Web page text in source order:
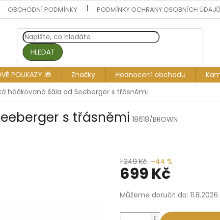
OBCHODNÍ PODMÍNKY PODMÍNKY OCHRANY OSOBNÍCH ÚDAJŮ
HLEDAT
POUKAZY 🎁 Značky Hodnocení obchodu
háčkovaná šála od Seeberger s třásněmi
s třásněmi 18618/BROWN
1 249 Kč –44 %
699 Kč
Měrná
cena:
Můžeme doručit do: 11.8.2026